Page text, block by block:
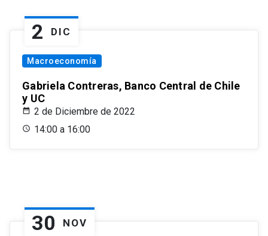
2 DIC
Macroeconomía
Gabriela Contreras, Banco Central de Chile
y UC
2 de Diciembre de 2022
14:00 a 16:00
30 NOV